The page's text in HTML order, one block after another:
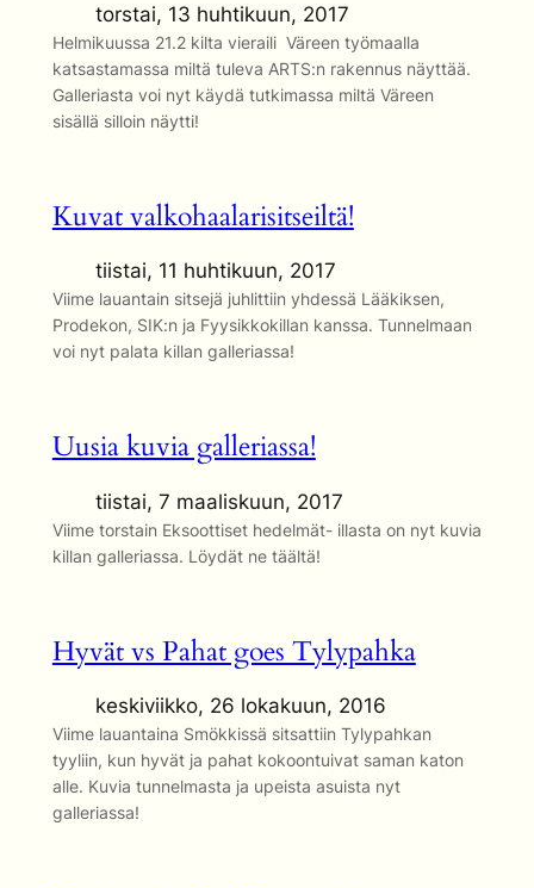
torstai, 13 huhtikuun, 2017
Helmikuussa 21.2 kilta vieraili Väreen työmaalla
katsastamassa miltä tuleva ARTS:n rakennus näyttää.
Galleriasta voi nyt käydä tutkimassa miltä Väreen
sisällä silloin näytti!
Kuvat valkohaalarisitseiltä!
tiistai, 11 huhtikuun, 2017
Viime lauantain sitsejä juhlittiin yhdessä Lääkiksen,
Prodekon, SIK:n ja Fyysikkokillan kanssa. Tunnelmaan
voi nyt palata killan galleriassa!
Uusia kuvia galleriassa!
tiistai, 7 maaliskuun, 2017
Viime torstain Eksoottiset hedelmät- illasta on nyt kuvia
killan galleriassa. Löydät ne täältä!
Hyvät vs Pahat goes Tylypahka
keskiviikko, 26 lokakuun, 2016
Viime lauantaina Smökkissä sitsattiin Tylypahkan
tyyliin, kun hyvät ja pahat kokoontuivat saman katon
alle. Kuvia tunnelmasta ja upeista asuista nyt
galleriassa!